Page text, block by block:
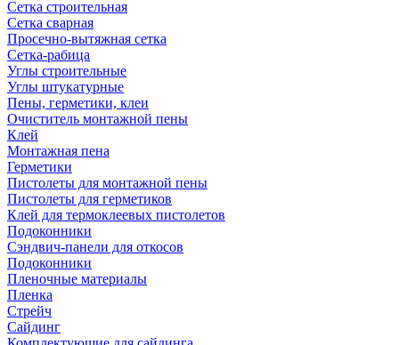
Сетка строительная
Сетка сварная
Просечно-вытяжная сетка
Сетка-рабица
Углы строительные
Углы штукатурные
Пены, герметики, клеи
Очиститель монтажной пены
Клей
Монтажная пена
Герметики
Пистолеты для монтажной пены
Пистолеты для герметиков
Клей для термоклеевых пистолетов
Подоконники
Сэндвич-панели для откосов
Подоконники
Пленочные материалы
Пленка
Стрейч
Сайдинг